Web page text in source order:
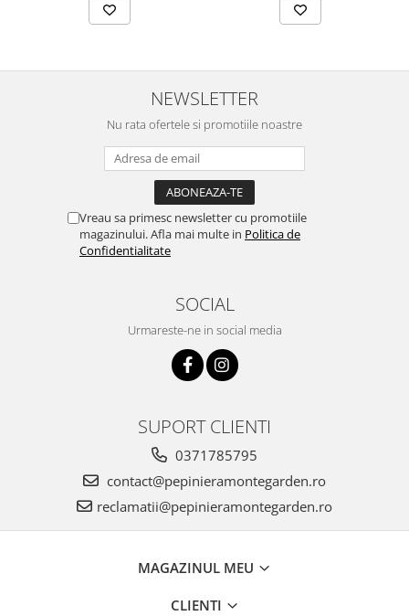
NEWSLETTER
Nu rata ofertele si promotiile noastre
Vreau sa primesc newsletter cu promotiile
magazinului. Afla mai multe in Politica de
Confidentialitate
SOCIAL
Urmareste-ne in social media
SUPORT CLIENTI
0371785795
contact@pepinieramontegarden.ro
reclamatii@pepinieramontegarden.ro
MAGAZINUL MEU
CLIENTI